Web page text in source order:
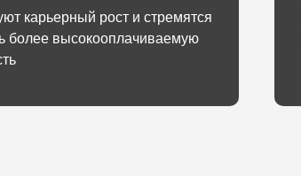
карьерный рост и стремятся
более высокооплачиваемую